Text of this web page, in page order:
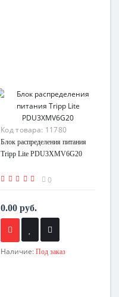
Код товара: 11780
Блок распределения питания
Tripp Lite PDU3XMV6G20
0
0.00 руб.
Наличие: Под заказ